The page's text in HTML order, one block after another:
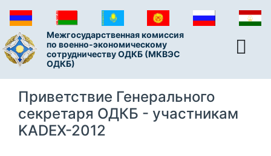
Межгосударственная комиссия
по военно-экономическому
сотрудничеству ОДКБ (МКВЭС
ОДКБ)
Приветствие Генерального
секретаря ОДКБ - участникам
KADEX-2012